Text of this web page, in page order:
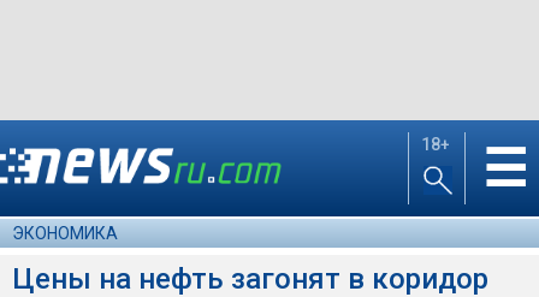
18+ ☰
ЭКОНОМИКА
Цены на нефть загонят в коридор